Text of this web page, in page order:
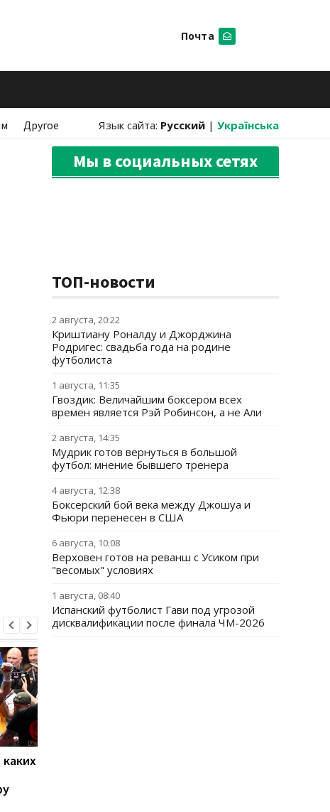
Почта
Другое Язык сайта: Русский | Українська
Мы в социальных сетях
ТОП-новости
2 августа, 20:22
Криштиану Роналду и Джорджина
Родригес: свадьба года на родине
футболиста
1 августа, 11:35
Гвоздик: Величайшим боксером всех
времен является Рэй Робинсон, а не Али
2 августа, 14:35
Мудрик готов вернуться в большой
футбол: мнение бывшего тренера
4 августа, 12:38
Боксерский бой века между Джошуа и
Фьюри перенесен в США
6 августа, 10:08
Верховен готов на реванш с Усиком при
"весомых" условиях
1 августа, 08:40
Испанский футболист Гави под угрозой
дисквалификации после финала ЧМ-2026